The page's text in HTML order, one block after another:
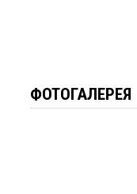
ФОТОГАЛЕРЕЯ